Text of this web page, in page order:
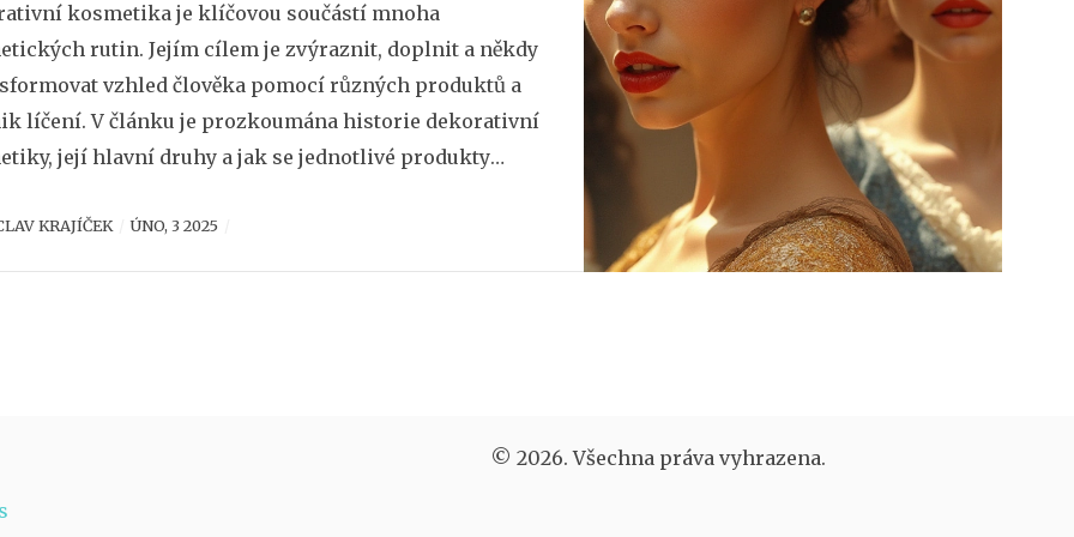
kosmetika je klíčovou součástí mnoha
rutin. Jejím cílem je zvýraznit, doplnit a někdy
vzhled člověka pomocí různých produktů a
líčení. V článku je prozkoumána historie dekorativní
její hlavní druhy a jak se jednotlivé produkty
různé příležitosti. Na závěr je představen přehled
tipů pro správné použití a skladování dekorativní
KRAJÍČEK ÚNO, 3 2025
© 2026. Všechna práva vyhrazena.